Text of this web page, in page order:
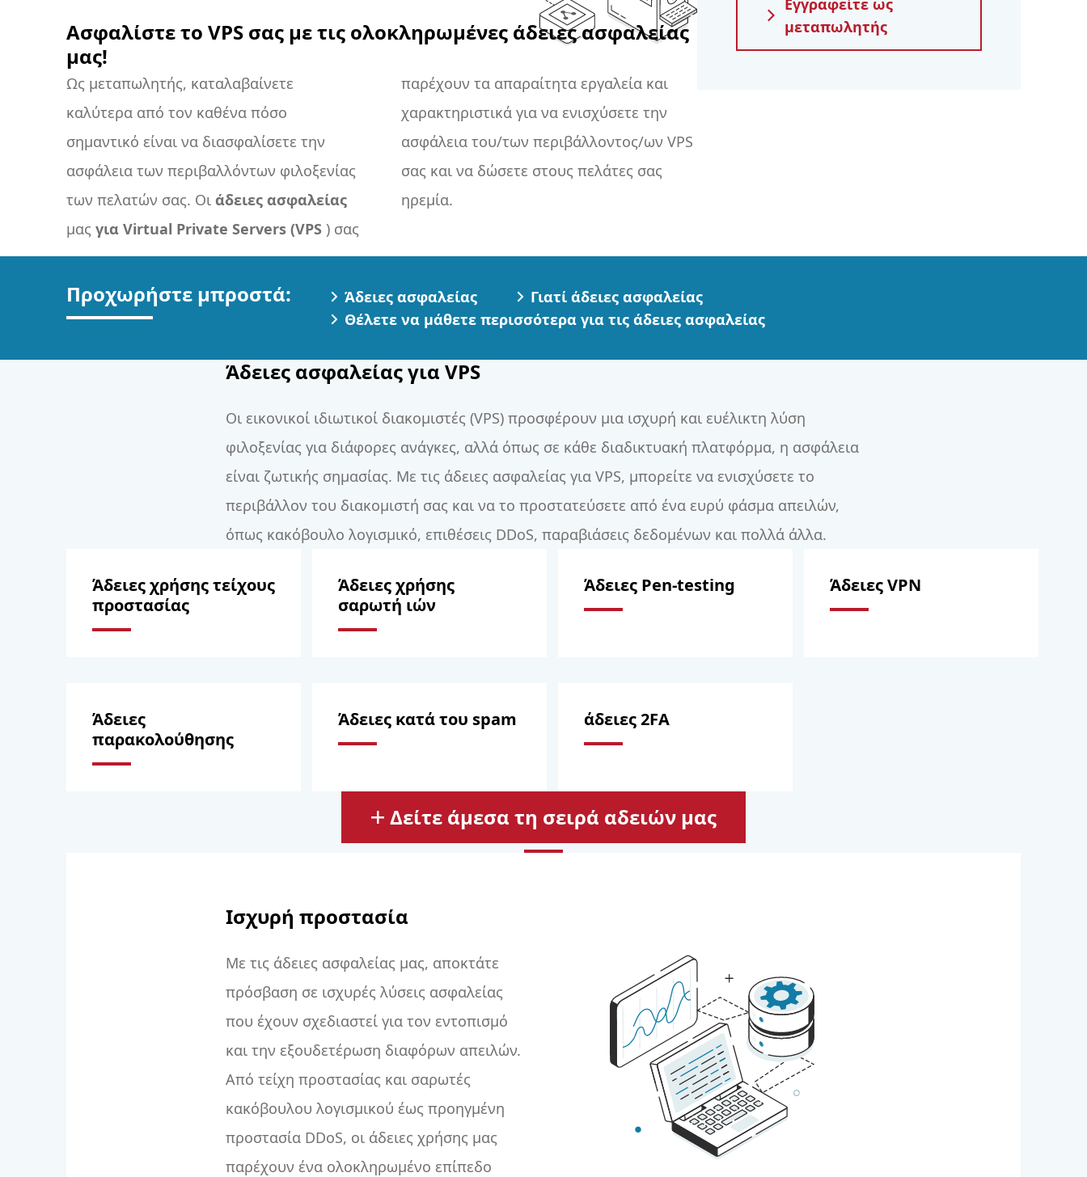
Ασφαλίστε το VPS σας με τις ολοκληρωμένες άδειες ασφαλείας
μας!
Ως μεταπωλητής, καταλαβαίνετε
καλύτερα από τον καθένα πόσο
σημαντικό είναι να διασφαλίσετε την
ασφάλεια των περιβαλλόντων φιλοξενίας
των πελατών σας. Οι άδειες ασφαλείας
μας για Virtual Private Servers (VPS ) σας
παρέχουν τα απαραίτητα εργαλεία και
χαρακτηριστικά για να ενισχύσετε την
ασφάλεια του/των περιβάλλοντος/ων VPS
σας και να δώσετε στους πελάτες σας
ηρεμία.
Εγγραφείτε ως
μεταπωλητής
Προχωρήστε μπροστά: Άδειες ασφαλείας
Γιατί άδειες ασφαλείας
Θέλετε να μάθετε περισσότερα για τις άδειες ασφαλείας
Άδειες ασφαλείας για VPS
Οι εικονικοί ιδιωτικοί διακομιστές (VPS) προσφέρουν μια ισχυρή και ευέλικτη λύση
φιλοξενίας για διάφορες ανάγκες, αλλά όπως σε κάθε διαδικτυακή πλατφόρμα, η ασφάλεια
είναι ζωτικής σημασίας. Με τις άδειες ασφαλείας για VPS, μπορείτε να ενισχύσετε το
περιβάλλον του διακομιστή σας και να το προστατεύσετε από ένα ευρύ φάσμα απειλών,
όπως κακόβουλο λογισμικό, επιθέσεις DDoS, παραβιάσεις δεδομένων και πολλά άλλα.
Άδειες χρήσης τείχους
προστασίας
Άδειες χρήσης
σαρωτή ιών
Άδειες Pen-testing Άδειες VPN
Άδειες
παρακολούθησης
Άδειες κατά του spam άδειες 2FA
Δείτε άμεσα τη σειρά αδειών μας
Ισχυρή προστασία
Με τις άδειες ασφαλείας μας, αποκτάτε
πρόσβαση σε ισχυρές λύσεις ασφαλείας
που έχουν σχεδιαστεί για τον εντοπισμό
και την εξουδετέρωση διαφόρων απειλών.
Από τείχη προστασίας και σαρωτές
κακόβουλου λογισμικού έως προηγμένη
προστασία DDoS, οι άδειες χρήσης μας
παρέχουν ένα ολοκληρωμένο επίπεδο